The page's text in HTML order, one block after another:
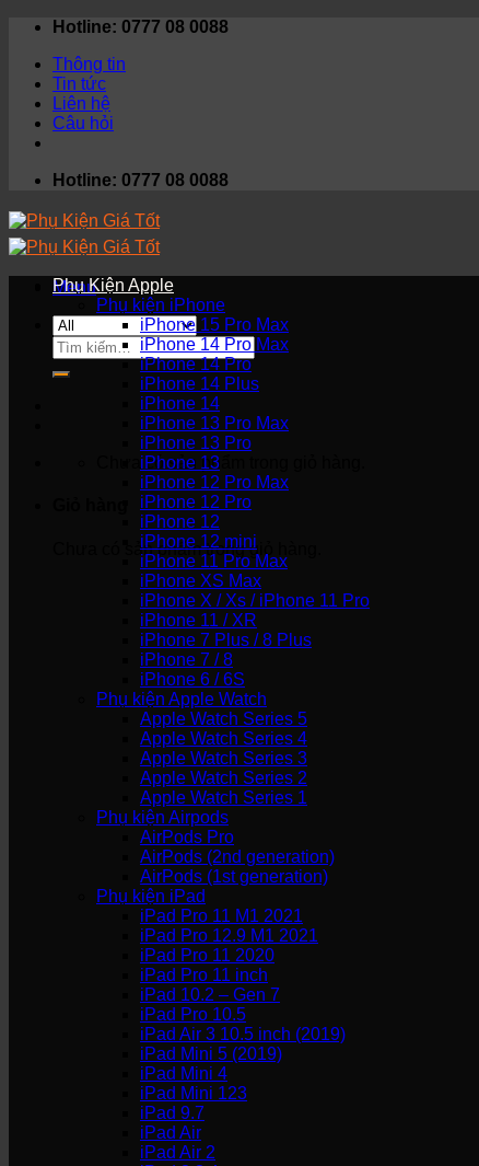
Skip
content
Hotline: 0777 08 0088
Thông tin
Tin tức
Liên hệ
Câu hỏi
Hotline: 0777 08 0088
Menu
Tìm
kiếm:
Chưa có sản phẩm trong giỏ hàng.
Chưa có sản phẩm trong giỏ hàng.
Phụ Kiện Apple
Phụ kiện iPhone
iPhone 15 Pro Max
iPhone 14 Pro Max
iPhone 14 Pro
iPhone 14 Plus
iPhone 14
iPhone 13 Pro Max
iPhone 13 Pro
iPhone 13
iPhone 12 Pro Max
iPhone 12 Pro
iPhone 12
iPhone 12 mini
iPhone 11 Pro Max
iPhone XS Max
iPhone X / Xs / iPhone 11 Pro
iPhone 11 / XR
iPhone 7 Plus / 8 Plus
iPhone 7 / 8
iPhone 6 / 6S
Phụ kiện Apple Watch
Apple Watch Series 5
Apple Watch Series 4
Apple Watch Series 3
Apple Watch Series 2
Apple Watch Series 1
Phụ kiện Airpods
AirPods Pro
AirPods (2nd generation)
AirPods (1st generation)
Phụ kiện iPad
iPad Pro 11 M1 2021
iPad Pro 12.9 M1 2021
iPad Pro 11 2020
iPad Pro 11 inch
iPad 10.2 – Gen 7
iPad Pro 10.5
iPad Air 3 10.5 inch (2019)
iPad Mini 5 (2019)
iPad Mini 4
iPad Mini 123
iPad 9.7
iPad Air
iPad Air 2